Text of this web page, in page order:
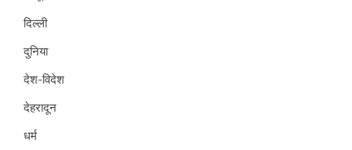
दिल्ली
दुनिया
देश-विदेश
देहरादून
धर्म